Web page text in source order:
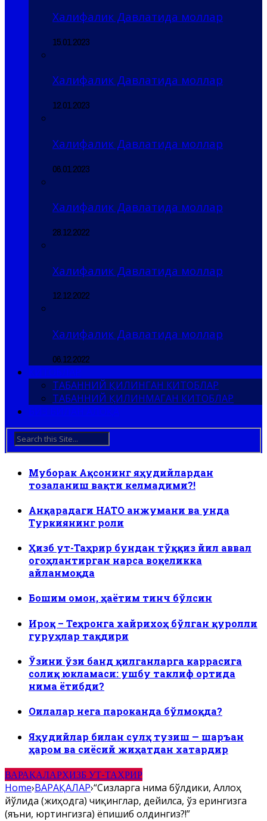
Халифалик Давлатида моллар
15.01.2023
Халифалик Давлатида моллар
12.01.2023
Халифалик Давлатида моллар
06.01.2023
Халифалик Давлатида моллар
28.12.2022
Халифалик Давлатида моллар
12.12.2022
Халифалик Давлатида моллар
06.12.2022
ТАБАННИЙ ҚИЛИНГАН КИТОБЛАР
ТАБАННИЙ ҚИЛИНМАГАН КИТОБЛАР
Муборак Ақсонинг яҳудийлардан
тозаланиш вақти келмадими?!
Анқарадаги НАТО анжумани ва унда
Туркиянинг роли
Ҳизб ут-Таҳрир бундан тўққиз йил аввал
огоҳлантирган нарса воқеликка
айланмоқда
Бошим омон, ҳаётим тинч бўлсин
Ироқ – Теҳронга хайрихоҳ бўлган қуролли
гуруҳлар тақдири
Ўзини ўзи банд қилганларга каррасига
солиқ юкламаси: ушбу таклиф ортида
нима ётибди?
Оилалар нега пароканда бўлмоқда?
Яҳудийлар билан сулҳ тузиш — шаръан
ҳаром ва сиёсий жиҳатдан хатардир
ВАРАҚАЛАРҲИЗБ УТ-ТАҲРИР
Home›ВАРАҚАЛАР›“Сизларга нима бўлдики, Аллоҳ
йўлида (жиҳодга) чиқинглар, дейилса, ўз ерингизга
(яъни, юртингизга) ёпишиб олдингиз?!”